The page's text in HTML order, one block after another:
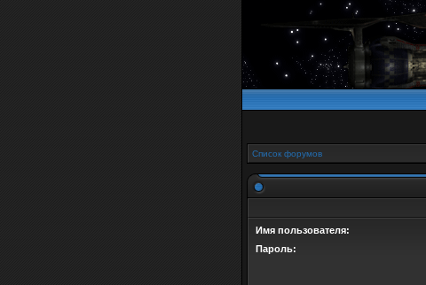
Список форумов
Имя пользователя:
Пароль: